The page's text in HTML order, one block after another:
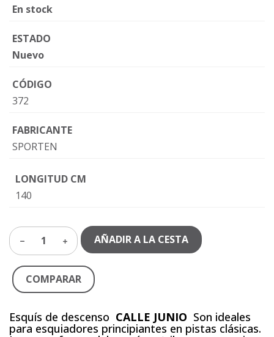
En stock
ESTADO
Nuevo
CÓDIGO
372
FABRICANTE
SPORTEN
LONGITUD CM
140
1 AÑADIR A LA CESTA
COMPARAR
Esquís de descenso CALLE JUNIO Son ideales
para esquiadores principiantes en pistas clásicas.